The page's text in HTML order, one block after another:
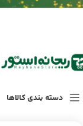
دسته بندی کالاها